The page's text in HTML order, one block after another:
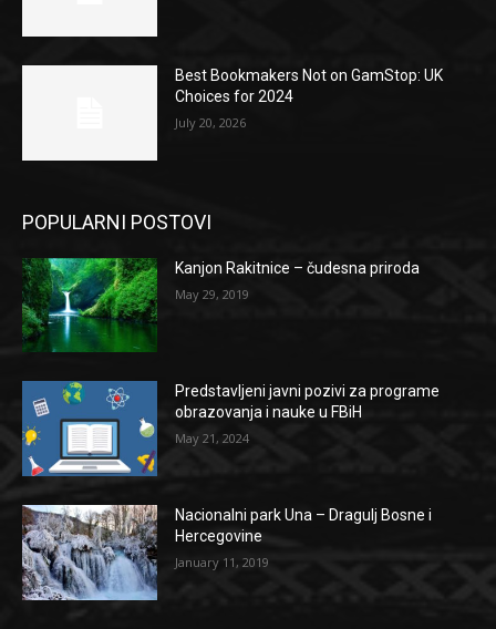
Best Bookmakers Not on GamStop: UK
Choices for 2024
July 20, 2026
POPULARNI POSTOVI
Kanjon Rakitnice – čudesna priroda
May 29, 2019
Predstavljeni javni pozivi za programe
obrazovanja i nauke u FBiH
May 21, 2024
Nacionalni park Una – Dragulj Bosne i
Hercegovine
January 11, 2019